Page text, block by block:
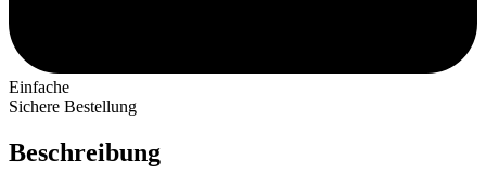
Einfache
Sichere Bestellung
Beschreibung